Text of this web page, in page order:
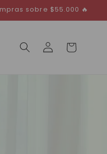
sobre $55.000 🔥
Iniciar
sesión
Carrito